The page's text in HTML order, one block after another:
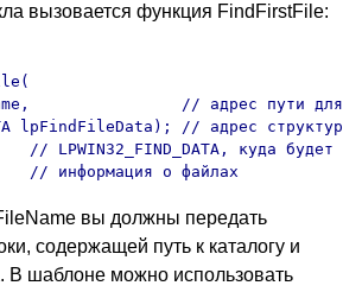
вызовается функция FindFirstFile:
// адрес пути
lpFindFileData); // адрес
// LPWIN32_FIND_DATA, куда
вы должны передать
содержащей путь к каталогу и
В шаблоне можно использовать